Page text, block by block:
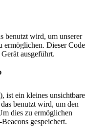
benutzt wird, um unserer
ermöglichen. Dieser Code
ausgeführt.
ist ein kleines
benutzt wird, um den
dies zu ermöglichen
gespeichert.